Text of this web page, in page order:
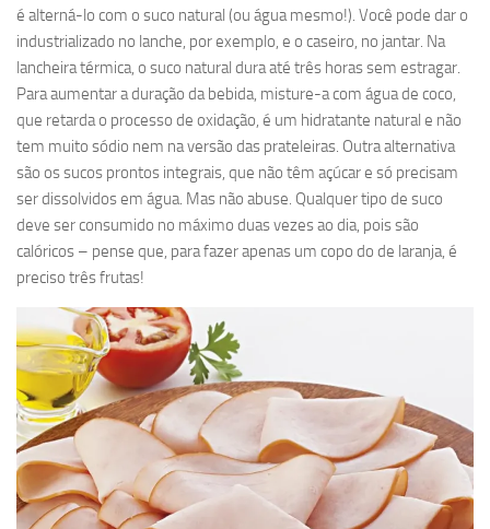
é alterná-lo com o suco natural (ou água mesmo!). Você pode dar o
industrializado no lanche, por exemplo, e o caseiro, no jantar. Na
lancheira térmica, o suco natural dura até três horas sem estragar.
Para aumentar a duração da bebida, misture-a com água de coco,
que retarda o processo de oxidação, é um hidratante natural e não
tem muito sódio nem na versão das prateleiras. Outra alternativa
são os sucos prontos integrais, que não têm açúcar e só precisam
ser dissolvidos em água. Mas não abuse. Qualquer tipo de suco
deve ser consumido no máximo duas vezes ao dia, pois são
calóricos – pense que, para fazer apenas um copo do de laranja, é
preciso três frutas!